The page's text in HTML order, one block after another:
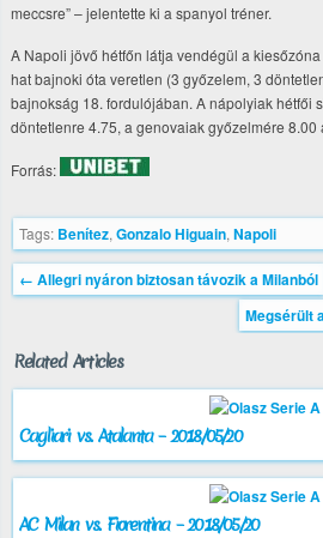
meccsre” – jelentette ki a spanyol tréner.
A Napoli jövő hétfőn látja vendégül a
hat bajnoki óta veretlen (3 győzelem, 3
bajnokság 18. fordulójában. A nápolyiak hétfői
döntetlenre 4.75, a genovaiak győzelmére 8.00
Forrás:
Tags: Benítez, Gonzalo Higuain, Napoli
← Allegri nyáron biztosan távozik a Milanból
Megsérült
Related Articles
Cagliari vs. Atalanta – 2018/05/20
AC Milan vs. Fiorentina – 2018/05/20